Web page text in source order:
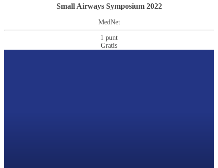
Small Airways Symposium 2022
MedNet
1 punt
Gratis